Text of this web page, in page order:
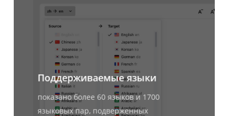
Поддерживаемые языки
показано более 60 языков и 1700
языковых пар, подверженных